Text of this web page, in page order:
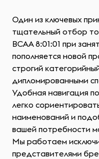
Один из ключевых
тщательный отбор
ВСАА 8:01:01 при
пополняется новой
строгий
дипломированными
Удобная навигация
легко
наименований и
вашей потребности
Мы работаем
представителями